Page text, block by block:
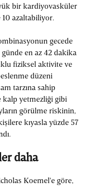
bir kardiyovasküler
azaltabiliyor.
gecede
en az 42 dakika
fiziksel aktivite ve
düzeni
tarzına sahip
yetmezliği gibi
görülme riskinin,
kıyasla yüzde 57
daha
Koemel'e göre,